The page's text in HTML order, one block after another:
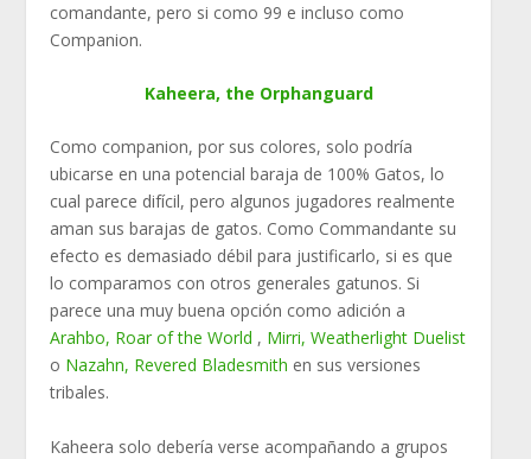
comandante, pero si como 99 e incluso como
Companion.
Kaheera, the Orphanguard
Como companion, por sus colores, solo podría
ubicarse en una potencial baraja de 100% Gatos, lo
cual parece difícil, pero algunos jugadores realmente
aman sus barajas de gatos. Como Commandante su
efecto es demasiado débil para justificarlo, si es que
lo comparamos con otros generales gatunos. Si
parece una muy buena opción como adición a
Arahbo, Roar of the World , Mirri, Weatherlight Duelist
o Nazahn, Revered Bladesmith en sus versiones
tribales.
Kaheera solo debería verse acompañando a grupos